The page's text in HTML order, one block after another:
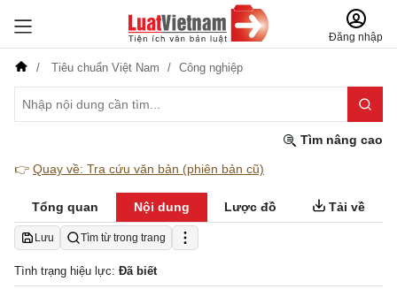
Đăng nhập
Tiêu chuẩn Việt Nam Công nghiệp
Tìm nâng cao
👉 Quay về: Tra cứu văn bản (phiên bản cũ)
Tổng quan Nội dung Lược đồ Tải về
Lưu Tìm từ trong trang
Tình trạng hiệu lực: Đã biết